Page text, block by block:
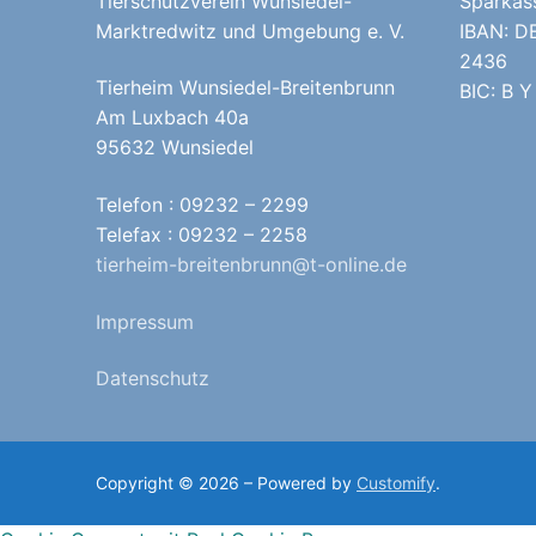
Marktredwitz und Umgebung e. V.
Tierheim Wunsiedel-Breitenbrunn
Am Luxbach 40a
95632 Wunsiedel
Telefon : 09232 – 2299
Telefax : 09232 – 2258
tierheim-breitenbrunn@t-online.de
Impressum
Datenschutz
IBAN:
2436
BIC: B
Copyright © 2026 – Powered by Customify.